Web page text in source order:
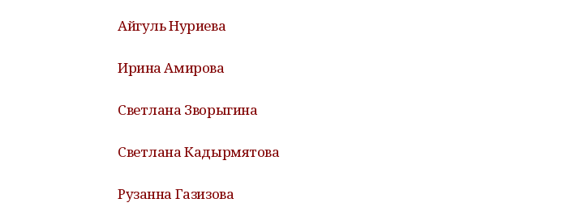
Айгуль Нуриева
Ирина Амирова
Светлана Зворыгина
Светлана Кадырмятова
Рузанна Газизова